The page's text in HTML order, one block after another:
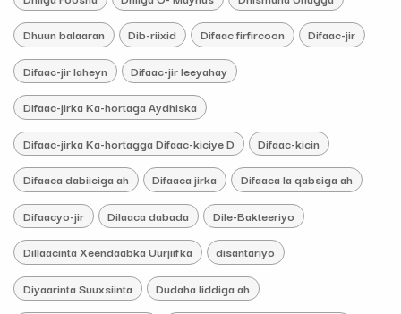
Dhuun balaaran Dib-riixid Difaac firfircoon Difaac-jir
Difaac-jir laheyn Difaac-jir leeyahay
Difaac-jirka Ka-hortaga Aydhiska
Difaac-jirka Ka-hortagga Difaac-kiciye D Difaac-kicin
Difaaca dabiiciga ah Difaaca jirka Difaaca la qabsiga ah
Difaacyo-jir Dilaaca dabada Dile-Bakteeriyo
Dillaacinta Xeendaabka Uurjiifka disantariyo
Diyaarinta Suuxsiinta Dudaha liddiga ah